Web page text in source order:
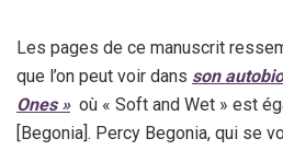
Les pages de ce manuscrit
que l’on peut voir dans son
Ones »où « Soft and Wet » est
[Begonia]. Percy Begonia, qui se